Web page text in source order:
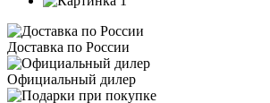
Доставка по России
Официальный дилер